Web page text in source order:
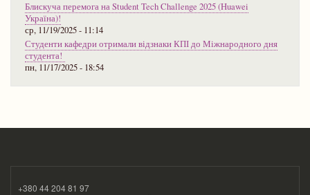
Блискуча перемога на Student Tech Challenge 2025 (Huawei
Україна)!
ср, 11/19/2025 - 11:14
Студенти кафедри отримали відзнаки КПІ до Міжнародного дня
студента!
пн, 11/17/2025 - 18:54
+380 44 204 81 97